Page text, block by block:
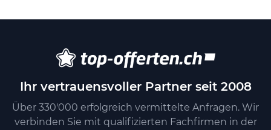
Ihr vertrauensvoller Partner seit 2008
Über 330'000 erfolgreich vermittelte Anfragen. Wir
verbinden Sie mit qualifizierten Fachfirmen in der